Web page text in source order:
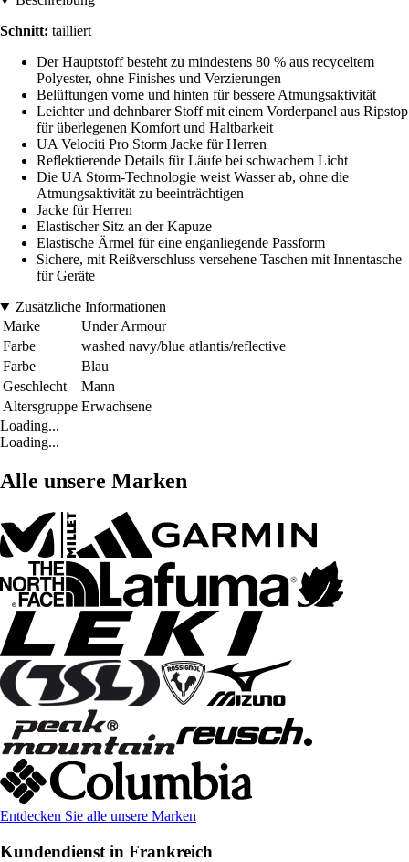
Schnitt: tailliert
Der Hauptstoff besteht zu mindestens 80 % aus recyceltem
Polyester, ohne Finishes und Verzierungen
Belüftungen vorne und hinten für bessere Atmungsaktivität
Leichter und dehnbarer Stoff mit einem Vorderpanel aus Ripstop
für überlegenen Komfort und Haltbarkeit
UA Velociti Pro Storm Jacke für Herren
Reflektierende Details für Läufe bei schwachem Licht
Die UA Storm-Technologie weist Wasser ab, ohne die
Atmungsaktivität zu beeinträchtigen
Jacke für Herren
Elastischer Sitz an der Kapuze
Elastische Ärmel für eine enganliegende Passform
Sichere, mit Reißverschluss versehene Taschen mit Innentasche
für Geräte
Zusätzliche Informationen
Marke
Under Armour
Farbe
washed navy/blue atlantis/reflective
Farbe
Blau
Geschlecht
Mann
Altersgruppe Erwachsene
Loading...
Loading...
Alle unsere Marken
Entdecken Sie alle unsere Marken
Kundendienst in Frankreich